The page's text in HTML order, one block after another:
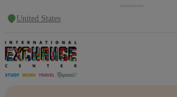
United States